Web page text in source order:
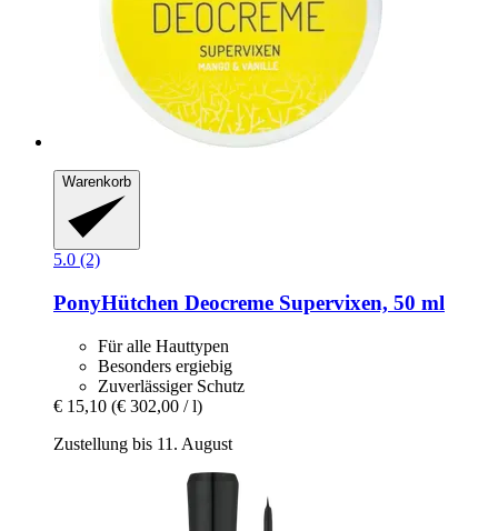
Warenkorb
5.0 (2)
PonyHütchen Deocreme Supervixen, 50 ml
Für alle Hauttypen
Besonders ergiebig
Zuverlässiger Schutz
€ 15,10 (€ 302,00 / l)
Zustellung bis 11. August